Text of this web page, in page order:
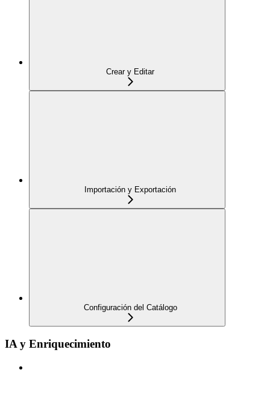
Crear y Editar
Importación y Exportación
Configuración del Catálogo
IA y Enriquecimiento